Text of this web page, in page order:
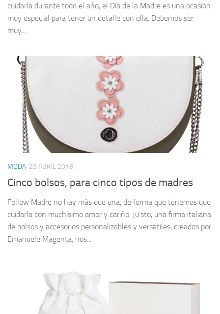
cuidarla durante todo el año, el Día de la Madre es una ocasión
muy especial para tener un detalle con ella. Debemos ser
muy...
MODA 25 ABRIL 2018
Cinco bolsos, para cinco tipos de madres
Follow Madre no hay más que una, de forma que tenemos que
cuidarla con muchísimo amor y cariño. Ju’sto, una firma italiana
de bolsos y accesorios personalizables y versátiles, creados por
Emanuele Magenta, nos...